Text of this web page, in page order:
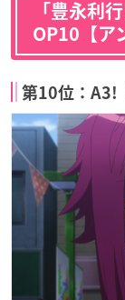
「豊永利
OP10【ア
第10位：A3!